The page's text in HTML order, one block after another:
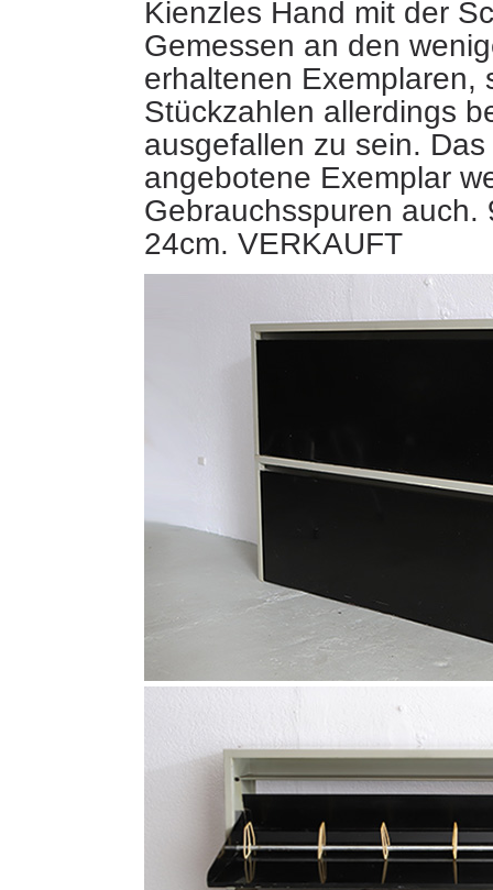
Kienzles Hand mit der
Gemessen an den
erhaltenen Exemplaren,
Stückzahlen allerdings
ausgefallen zu sein. Das
angebotene Exemplar
Gebrauchsspuren auch.
24cm. VERKAUFT